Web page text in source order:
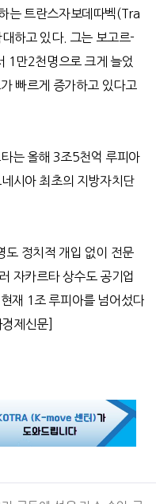
는 트란스자보데따벡(Tra
하고 있다. 그는 보고르-
1만2천명으로 크게 늘었
빠르게 증가하고 있다고
는 올해 3조5천억 루피아
시아 최초의 지방자치단
도 정치적 개입 없이 전문
자카르타 상수도 공기업
재 1 조 루피아를 넘어섰다
제신문]